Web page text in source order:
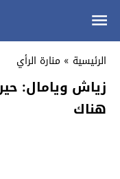
الرئيسية » منارة الرأي
زياش ويامال:
هناك